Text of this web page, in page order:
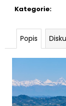
Kategorie:
Popis